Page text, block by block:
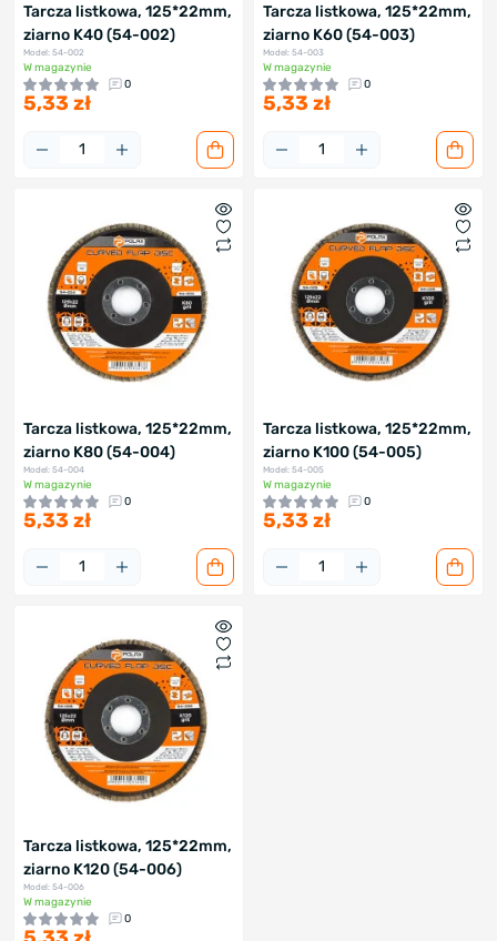
Tarcza listkowa, 125*22mm,
ziarno K40 (54-002)
Model: 54-002
W magazynie
0
5,33 zł
Tarcza listkowa, 125*22mm,
ziarno K60 (54-003)
Model: 54-003
W magazynie
0
5,33 zł
Tarcza listkowa, 125*22mm,
ziarno K80 (54-004)
Model: 54-004
W magazynie
0
5,33 zł
Tarcza listkowa, 125*22mm,
ziarno K100 (54-005)
Model: 54-005
W magazynie
0
5,33 zł
Tarcza listkowa, 125*22mm,
ziarno K120 (54-006)
Model: 54-006
W magazynie
0